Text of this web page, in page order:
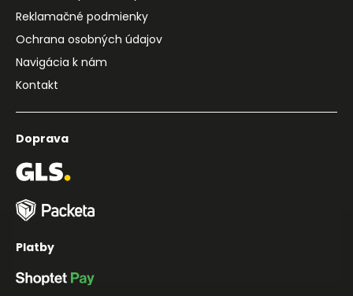
Reklamačné podmienky
Ochrana osobných údajov
Navigácia k nám
Kontakt
Doprava
Platby